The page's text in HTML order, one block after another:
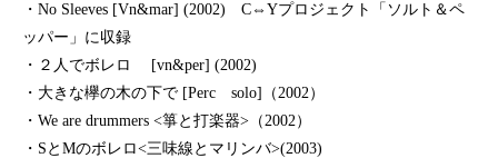
・No Sleeves [Vn&mar] (2002) C⇔Yプロジェクト「ソルト＆ペ
ッパー」に収録
・２人でボレロ [vn&per] (2002)
・大きな欅の木の下で [Perc solo]（2002）
・We are drummers <箏と打楽器>（2002）
・SとMのボレロ<三味線とマリンバ>(2003)